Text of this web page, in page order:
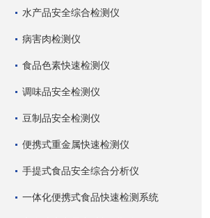
水产品安全综合检测仪
病害肉检测仪
食品色素快速检测仪
调味品安全检测仪
豆制品安全检测仪
便携式重金属快速检测仪
手提式食品安全综合分析仪
一体化便携式食品快速检测系统